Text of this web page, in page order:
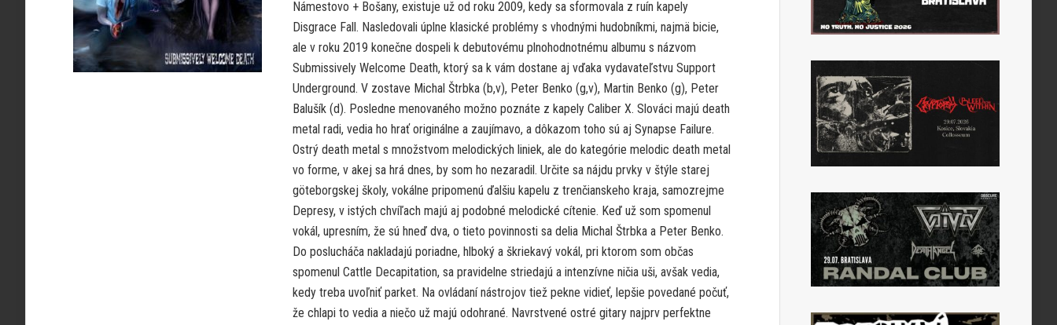
Námestovo + Bošany, existuje už od roku 2009, kedy sa sformovala z ruín kapely
Disgrace Fall. Nasledovali úplne klasické problémy s vhodnými hudobníkmi, najmä bicie,
ale v roku 2019 konečne dospeli k debutovému plnohodnotnému albumu s názvom
Submissively Welcome Death, ktorý sa k vám dostane aj vďaka vydavateľstvu Support
Underground. V zostave Michal Štrbka (b,v), Peter Benko (g,v), Martin Benko (g), Peter
Balušík (d). Posledne menovaného možno poznáte z kapely Caliber X. Slováci majú death
metal radi, vedia ho hrať originálne a zaujímavo, a dôkazom toho sú aj Synapse Failure.
Ostrý death metal s množstvom melodických liniek, ale do kategórie melodic death metal
vo forme, v akej sa hrá dnes, by som ho nezaradil. Určite sa nájdu prvky v štýle starej
göteborgskej školy, vokálne pripomenú ďalšiu kapelu z trenčianskeho kraja, samozrejme
Depresy, v istých chvíľach majú aj podobné melodické cítenie. Keď už som spomenul
vokál, upresním, že sú hneď dva, o tieto povinnosti sa delia Michal Štrbka a Peter Benko.
Do poslucháča nakladajú poriadne, hlboký a škriekavý vokál, pri ktorom som občas
spomenul Cattle Decapitation, sa pravidelne striedajú a intenzívne ničia uši, avšak vedia,
kedy treba uvoľniť parket. Na ovládaní nástrojov tiež pekne vidieť, lepšie povedané počuť,
že chlapi to vedia a niečo už majú odohrané. Navrstvené ostré gitary najprv perfektne